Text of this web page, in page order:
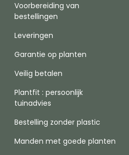
Voorbereiding van
bestellingen
Leveringen
Garantie op planten
Veilig betalen
Plantfit : persoonlijk
tuinadvies
Bestelling zonder plastic
Manden met goede planten